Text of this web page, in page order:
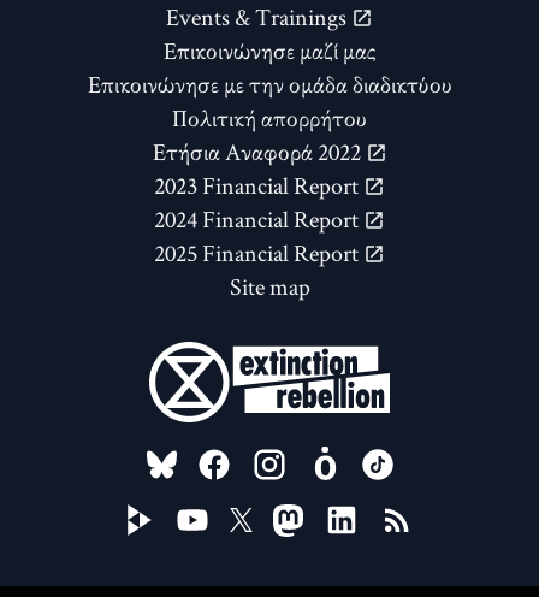
Events & Trainings
Επικοινώνησε μαζί μας
Επικοινώνησε με την ομάδα διαδικτύου
Πολιτική απορρήτου
Ετήσια Αναφορά 2022
2023 Financial Report
2024 Financial Report
2025 Financial Report
Site map
FOLLOW US ON